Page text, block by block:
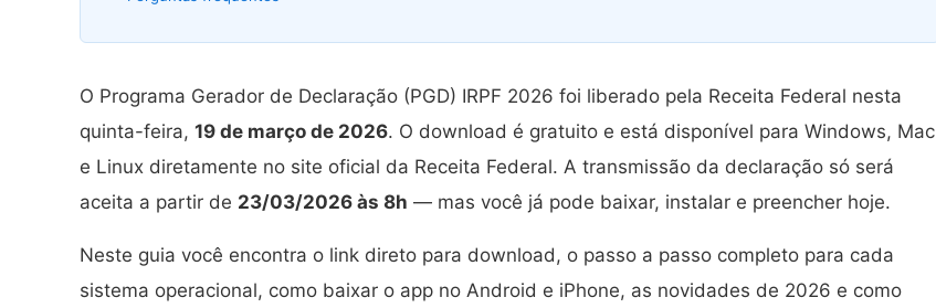
O Programa Gerador de Declaração (PGD) IRPF 2026 foi liberado pela Receita Federal nesta
quinta-feira, 19 de março de 2026. O download é gratuito e está disponível para Windows, Mac
e Linux diretamente no site oficial da Receita Federal. A transmissão da declaração só será
aceita a partir de 23/03/2026 às 8h — mas você já pode baixar, instalar e preencher hoje.
Neste guia você encontra o link direto para download, o passo a passo completo para cada
sistema operacional, como baixar o app no Android e iPhone, as novidades de 2026 e como